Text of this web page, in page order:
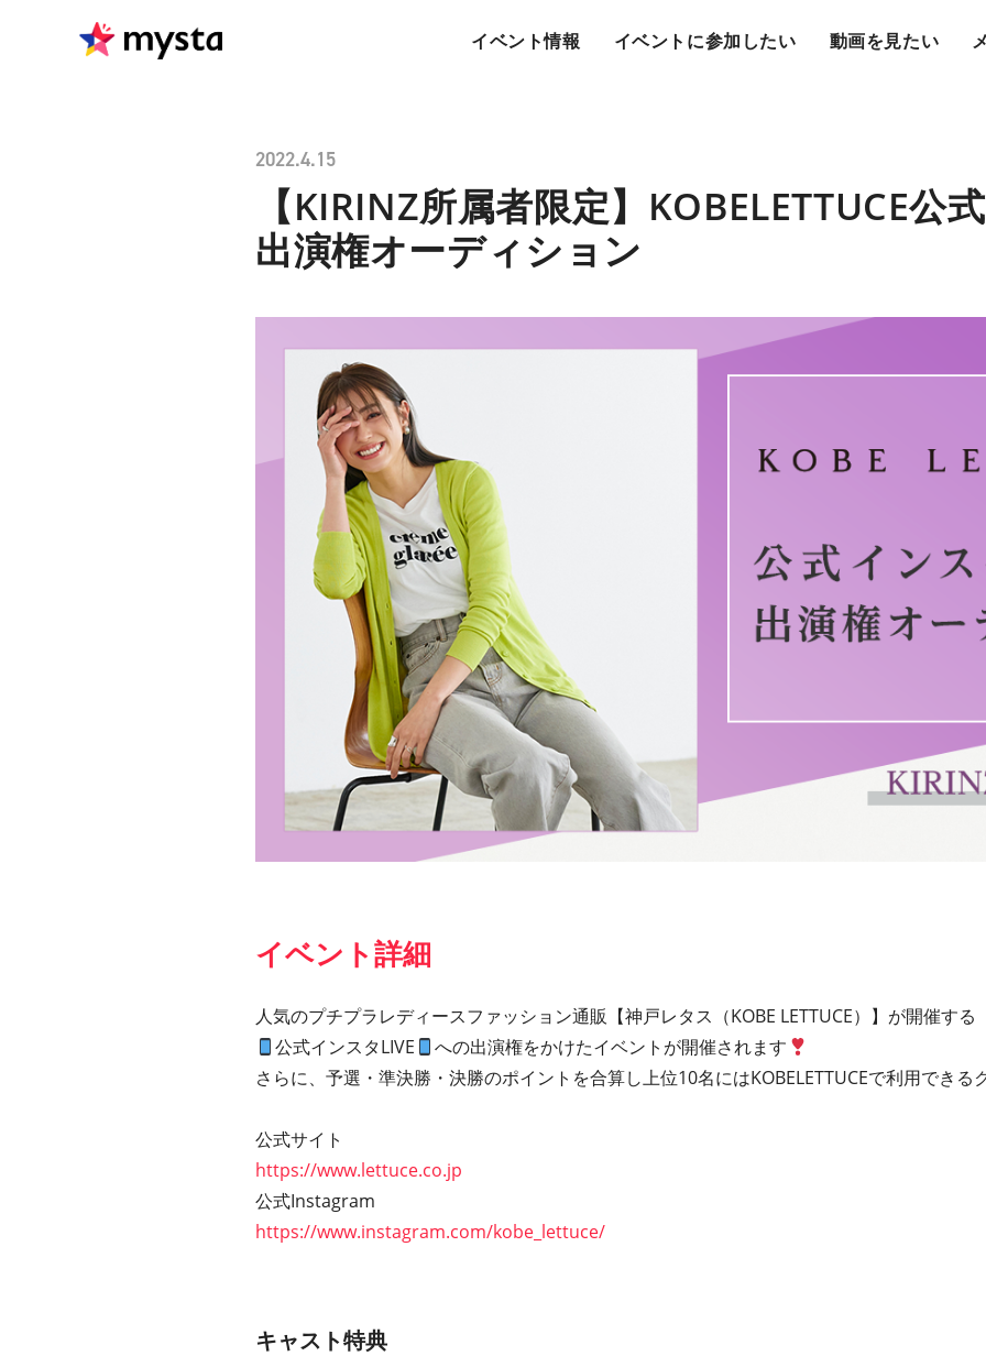
イベント情報 イベントに参加したい 動画を見たい
2022.4.15
【KIRINZ所属者限定】KOBELETTUCE公
出演権オーディション
イベント詳細
人気のプチプラレディースファッション通販【神戸レタス（KOBE LETTUCE）】が開催する
公式インスタLIVE
への出演権をかけたイベントが開催されます
さらに、予選・準決勝・決勝のポイントを合算し上位10名にはKOBELETTUCEで利用できる
公式サイト
https://www.lettuce.co.jp
公式Instagram
https://www.instagram.com/kobe_lettuce/
キャスト特典